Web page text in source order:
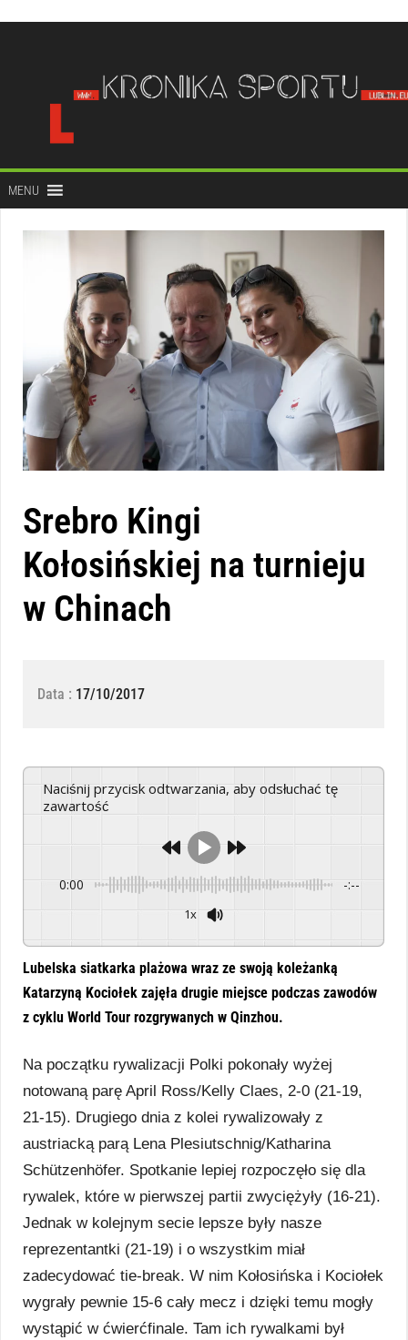
treści
MENU
Srebro Kingi
Kołosińskiej na turnieju
w Chinach
Data : 17/10/2017
Naciśnij przycisk odtwarzania, aby odsłuchać tę
zawartość
0:00 -:--
1x
Lubelska siatkarka plażowa wraz ze swoją koleżanką
Katarzyną Kociołek zajęła drugie miejsce podczas zawodów
z cyklu World Tour rozgrywanych w Qinzhou.
Na początku rywalizacji Polki pokonały wyżej
notowaną parę April Ross/Kelly Claes, 2-0 (21-19,
21-15). Drugiego dnia z kolei rywalizowały z
austriacką parą Lena Plesiutschnig/Katharina
Schützenhöfer. Spotkanie lepiej rozpoczęło się dla
rywalek, które w pierwszej partii zwyciężyły (16-21).
Jednak w kolejnym secie lepsze były nasze
reprezentantki (21-19) i o wszystkim miał
zadecydować tie-break. W nim Kołosińska i Kociołek
wygrały pewnie 15-6 cały mecz i dzięki temu mogły
wystąpić w ćwierćfinale. Tam ich rywalkami był